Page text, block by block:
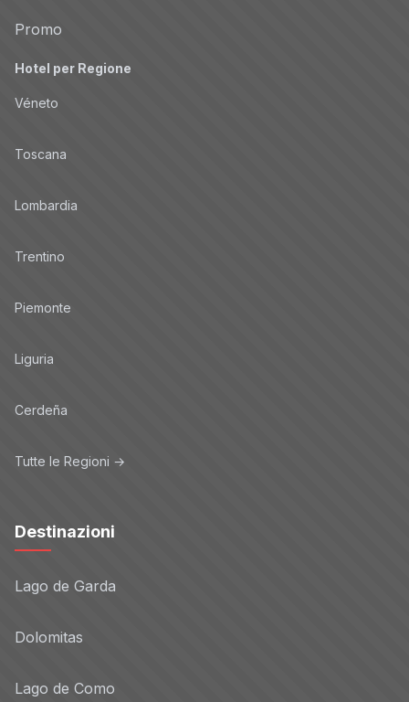
Promo
Hotel per Regione
Véneto
Toscana
Lombardia
Trentino
Piemonte
Liguria
Cerdeña
Tutte le Regioni →
Destinazioni
Lago de Garda
Dolomitas
Lago de Como